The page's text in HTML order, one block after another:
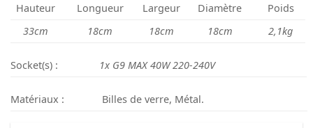
Hauteur Longueur Largeur Diamètre
Poids
33cm
18cm 18cm 18cm 2,1kg
Socket(s) : 1x G9 MAX 40W 220-240V
Matériaux : Billes de verre, Métal.